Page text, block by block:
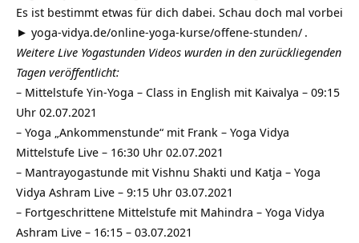
Es ist bestimmt etwas für dich dabei. Schau doch mal vorbei
► yoga-vidya.de/online-yoga-kurse/offene-stunden/ .
Weitere Live Yogastunden Videos wurden in den zurückliegenden
Tagen veröffentlicht:
– Mittelstufe Yin-Yoga – Class in English mit Kaivalya – 09:15
Uhr 02.07.2021
– Yoga „Ankommenstunde“ mit Frank – Yoga Vidya
Mittelstufe Live – 16:30 Uhr 02.07.2021
– Mantrayogastunde mit Vishnu Shakti und Katja – Yoga
Vidya Ashram Live – 9:15 Uhr 03.07.2021
– Fortgeschrittene Mittelstufe mit Mahindra – Yoga Vidya
Ashram Live – 16:15 – 03.07.2021